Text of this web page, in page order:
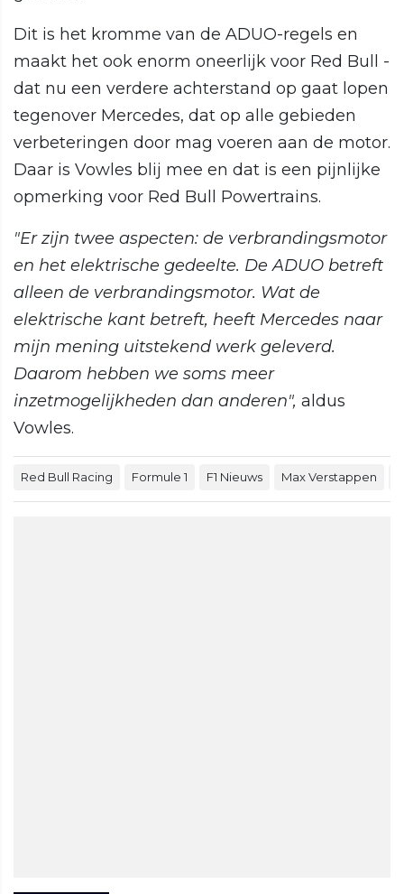
Dit is het kromme van de ADUO-regels en
maakt het ook enorm oneerlijk voor Red Bull -
dat nu een verdere achterstand op gaat lopen
tegenover Mercedes, dat op alle gebieden
verbeteringen door mag voeren aan de motor.
Daar is Vowles blij mee en dat is een pijnlijke
opmerking voor Red Bull Powertrains.
"Er zijn twee aspecten: de verbrandingsmotor
en het elektrische gedeelte. De ADUO betreft
alleen de verbrandingsmotor. Wat de
elektrische kant betreft, heeft Mercedes naar
mijn mening uitstekend werk geleverd.
Daarom hebben we soms meer
inzetmogelijkheden dan anderen", aldus
Vowles.
Red Bull Racing Formule 1 F1 Nieuws Max Verstappen